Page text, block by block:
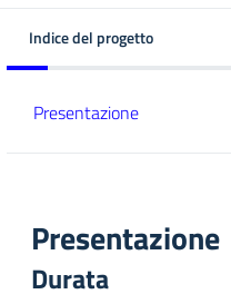
Indice del progetto
Presentazione
Presentazione
Durata